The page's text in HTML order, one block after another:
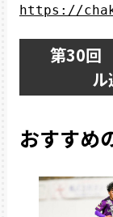
https://
第30回
おすすめ